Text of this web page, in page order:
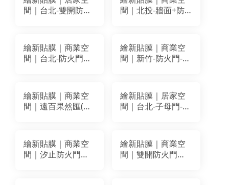
間｜台北-雙開防火
間｜北投-牆面+防
AA615
繪新貼膜｜商業空
間｜台北-防火門
繪新貼膜｜商業空
間｜新竹-防火門-消
出-UV噴墨卡典
繪新貼膜｜商業空
間｜遠百果然匯(竹
CNI623
繪新貼膜｜居家空
間｜台北-子母門-防
繪新貼膜｜商業空
間｜汐止防火門改
繪新貼膜｜商業空
間｜雙開防火門改